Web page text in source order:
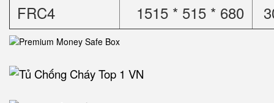
FRC4
1515 * 515 * 680